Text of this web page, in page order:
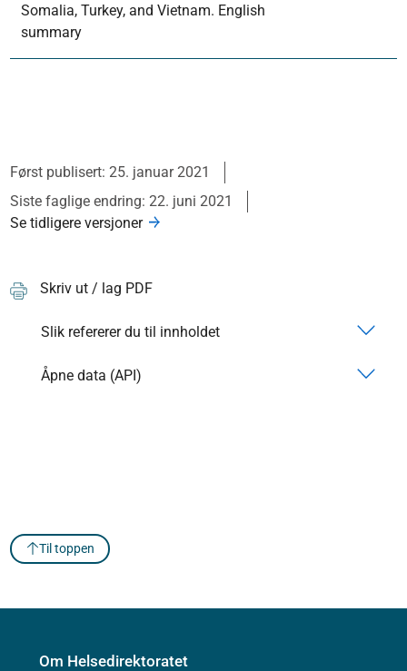
Somalia, Turkey, and Vietnam. English
summary
Først publisert: 25. januar 2021
Siste faglige endring: 22. juni 2021
Se tidligere versjoner
Skriv ut / lag PDF
Slik refererer du til innholdet
Åpne data (API)
Til toppen
Om Helsedirektoratet